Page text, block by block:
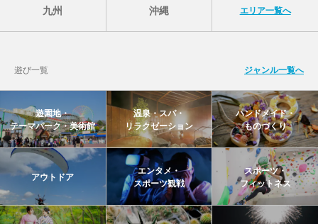
九州 沖縄 エリア一覧へ
遊び一覧 ジャンル一覧へ
遊園地・
テーマパーク・美術館
温泉・スパ・
リラクゼーション
ハンドメイド・
ものづくり
アウトドア
エンタメ・
スポーツ観戦
スポーツ・
フィットネス